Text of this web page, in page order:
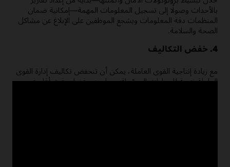
بالأحداث وصولًا إلى تسجيل المعلومات المهمة—إمكانية ضمان
المنظمات دقة المعلومات ويشجع الموظفين على الإبلاغ عن مشاكل
الصحة والسلامة.
4. خفض التكاليف
مع زيادة إنتاجية القوى العاملة، يمكن أن تنخفض تكاليف إدارة القوى
العاملة نتيجة للعمليات المبسّطة، مما يعني قضاء وقت أقل في